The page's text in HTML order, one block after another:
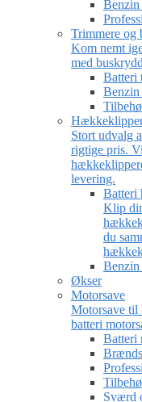
Trimmere og
Kom nemt
med
Batteri
Benzin
Stort udvalg
rigtige pris.
levering.
Batteri
Klip
du
Økser
Motorsave
Motorsave til
batteri
Batteri
Sværd